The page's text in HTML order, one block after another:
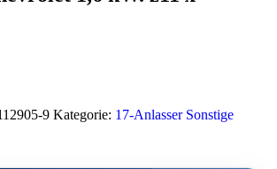
9 Kategorie: 17-Anlasser Sonstige